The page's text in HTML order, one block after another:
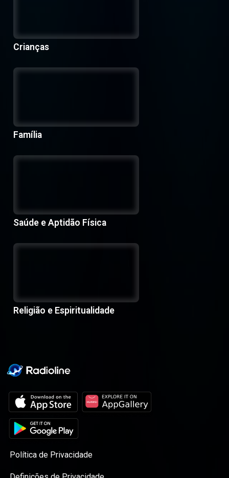
Crianças
Família
Saúde e Aptidão Física
Religião e Espiritualidade
Política de Privacidade